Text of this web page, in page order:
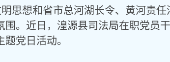
思想和省市总河湖长令、黄河责
围。近日，湟源县司法局在职党员
党日活动。